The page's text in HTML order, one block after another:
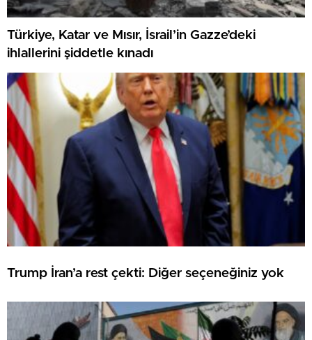
Türkiye, Katar ve Mısır, İsrail’in Gazze’deki
ihlallerini şiddetle kınadı
Trump İran’a rest çekti: Diğer seçeneğiniz yok